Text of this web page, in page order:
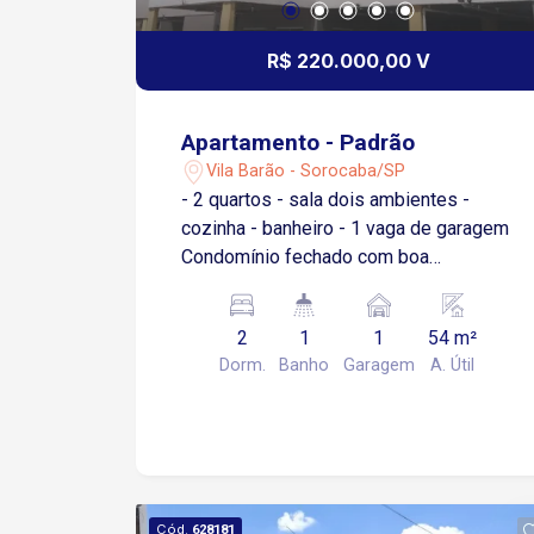
Vantagem: Região com alto fluxo de
R$ 220.000,00 V
Apartamento - Padrão
Vila Barão - Sorocaba/SP
- 2 quartos - sala dois ambientes -
cozinha - banheiro - 1 vaga de garagem
Condomínio fechado com boa
escolas e ao Hospital Modelo, ideal
para quem busca praticidade.
2
Dorm.
1
Banho
1
Garagem
54 m²
A. Útil
Cód. 628181